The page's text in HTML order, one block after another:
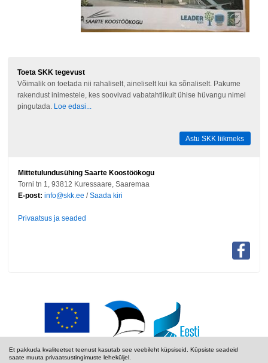
Et pakkuda kvaliteetset teenust kasutab see veebileht küpsiseid. Küpsiste seadeid
saate muuta privaatsustingimuste leheküljel.
Toeta SKK tegevust
Võimalik on toetada nii rahaliselt, aineliselt kui ka sõnaliselt. Pakume
rakendust inimestele, kes soovivad vabatahtlikult ühise hüvangu nimel
pingutada.
Loe edasi...
Astu SKK liikmeks
Mittetulundusühing Saarte Koostöökogu
Torni tn 1, 93812 Kuressaare, Saaremaa
E-post: info@skk.ee /Saada kiri
Privaatsus ja seaded